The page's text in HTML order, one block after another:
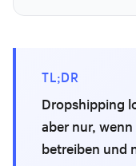
TL;DR
Dropshipping
aber nur, wenn
betreiben und